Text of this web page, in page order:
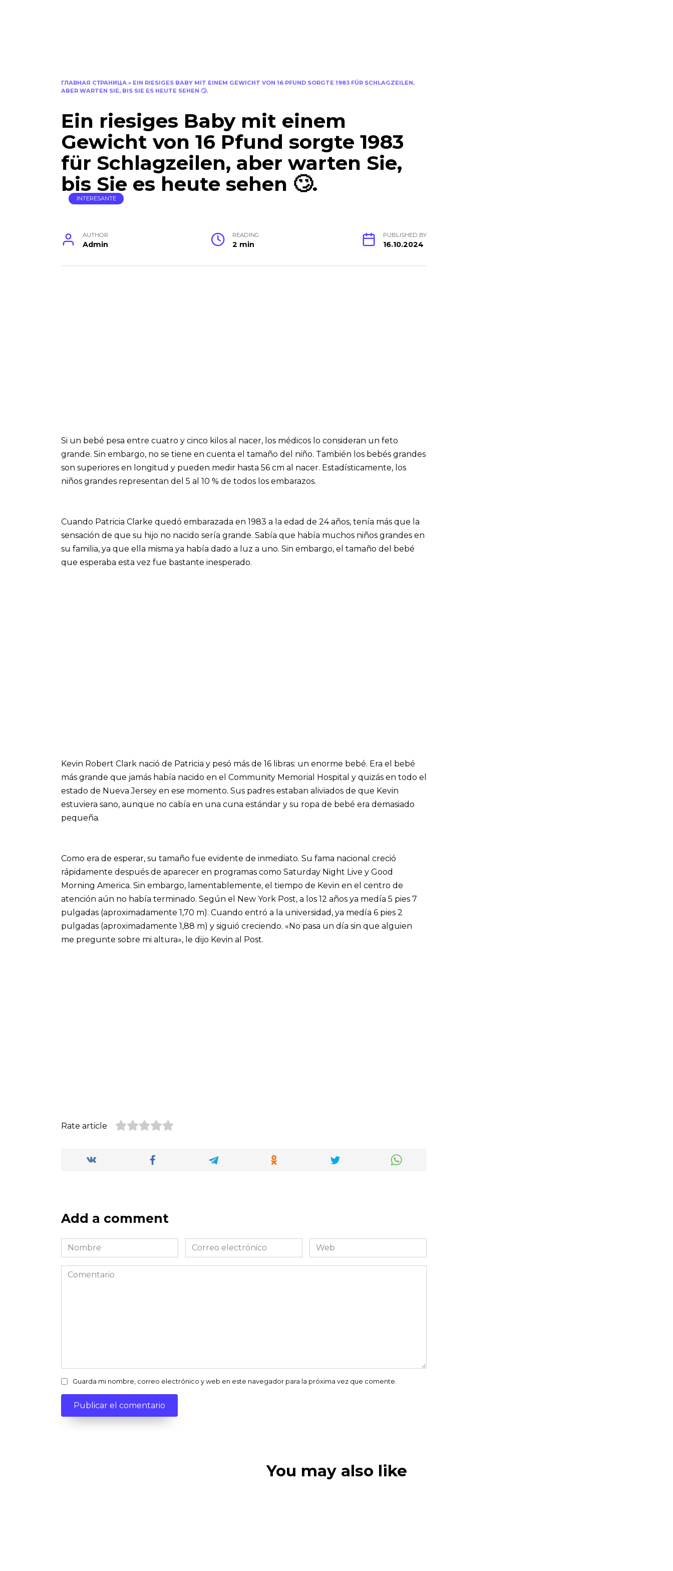
ГЛАВНАЯ СТРАНИЦА » EIN RIESIGES BABY MIT EINEM GEWICHT VON 16 PFUND SORGTE 1983 FÜR SCHLAGZEILEN,
ABER WARTEN SIE, BIS SIE ES HEUTE SEHEN 🙄.
Ein riesiges Baby mit einem
Gewicht von 16 Pfund sorgte 1983
für Schlagzeilen, aber warten Sie,
bis Sie es heute sehen 🙄.
INTERESANTE
AUTHOR
Admin
READING
2 min
PUBLISHED BY
16.10.2024
Si un bebé pesa entre cuatro y cinco kilos al nacer, los médicos lo consideran un feto
grande. Sin embargo, no se tiene en cuenta el tamaño del niño. También los bebés grandes
son superiores en longitud y pueden medir hasta 56 cm al nacer. Estadísticamente, los
niños grandes representan del 5 al 10 % de todos los embarazos.
Cuando Patricia Clarke quedó embarazada en 1983 a la edad de 24 años, tenía más que la
sensación de que su hijo no nacido sería grande. Sabía que había muchos niños grandes en
su familia, ya que ella misma ya había dado a luz a uno. Sin embargo, el tamaño del bebé
que esperaba esta vez fue bastante inesperado.
Kevin Robert Clark nació de Patricia y pesó más de 16 libras: un enorme bebé. Era el bebé
más grande que jamás había nacido en el Community Memorial Hospital y quizás en todo el
estado de Nueva Jersey en ese momento. Sus padres estaban aliviados de que Kevin
estuviera sano, aunque no cabía en una cuna estándar y su ropa de bebé era demasiado
pequeña.
Como era de esperar, su tamaño fue evidente de inmediato. Su fama nacional creció
rápidamente después de aparecer en programas como Saturday Night Live y Good
Morning America. Sin embargo, lamentablemente, el tiempo de Kevin en el centro de
atención aún no había terminado. Según el New York Post, a los 12 años ya medía 5 pies 7
pulgadas (aproximadamente 1,70 m). Cuando entró a la universidad, ya medía 6 pies 2
pulgadas (aproximadamente 1,88 m) y siguió creciendo. «No pasa un día sin que alguien
me pregunte sobre mi altura», le dijo Kevin al Post.
Rate article
Add a comment
Nombre
*
Correo
electrónico
*
Web
Comentario
Guarda mi nombre, correo electrónico y web en este navegador para la próxima vez que comente.
You may also like